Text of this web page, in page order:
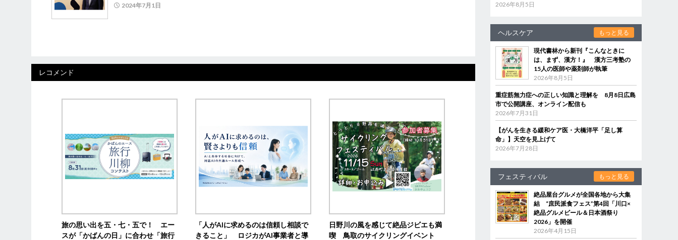
2024年7月1日
レコメンド
旅の思い出を五・七・五で！ エー
スが「かばんの日」に合わせ「旅行
「人がAIに求めるのは信頼し相談で
きること」 ロジカがAI事業者と導
日野川の風を感じて絶品ジビエも満
喫 鳥取のサイクリングイベント
2026年8月5日
ヘルスケア もっと見る
現代書林から新刊『こんなときに
は、まず、漢方！』 漢方三考塾の
15人の医師や薬剤師が執筆
2026年8月5日
重症筋無力症への正しい知識と理解を 8月8日広島
市で公開講座、オンライン配信も
2026年7月31日
【がんを生きる緩和ケア医・大橋洋平「足し算
命」】天空を見上げて
2026年7月28日
フェスティバル もっと見る
絶品屋台グルメが全国各地から大集
結 “庶民派食フェス”第4回「川口×
絶品グルメビール＆日本酒祭り
2026」を開催
2026年4月15日